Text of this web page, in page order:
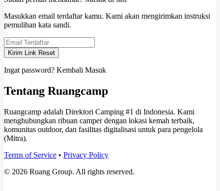
Masukkan email terdaftar kamu. Kami akan mengirimkan instruksi
pemulihan kata sandi.
Kirim Link Reset
Ingat password? Kembali Masuk
Tentang Ruangcamp
Ruangcamp adalah Direktori Camping #1 di Indonesia. Kami
menghubungkan ribuan camper dengan lokasi kemah terbaik,
komunitas outdoor, dan fasilitas digitalisasi untuk para pengelola
(Mitra).
Terms of Service • Privacy Policy
© 2026 Ruang Group. All rights reserved.